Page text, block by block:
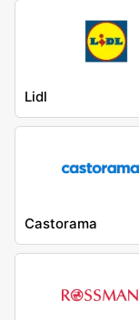
Lidl
Castorama